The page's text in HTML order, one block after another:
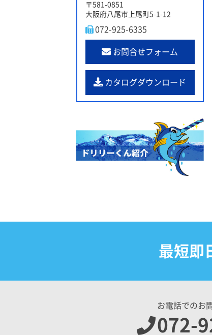
〒581-0851
大阪府八尾市上尾町5-1-12
072-925-6335
お問合せフォーム
カタログダウンロード
最短即
お電話でのお
072-